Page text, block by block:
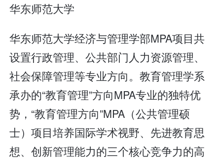
华东师范大学
华东师范大学经济与管理学部MPA项目共
设置行政管理、公共部门人力资源管理、
社会保障管理等专业方向。教育管理学系
承办的“教育管理”方向MPA专业的独特优
势，“教育管理方向”MPA（公共管理硕
士）项目培养国际学术视野、先进教育思
想、创新管理能力的三个核心竞争力的高